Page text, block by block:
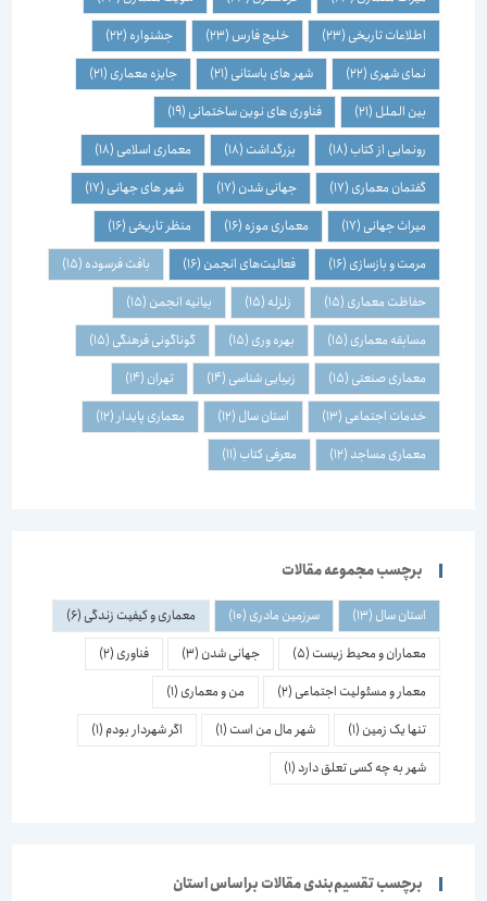
اطلاعات تاریخی(23) خلیج فارس(23) جشنواره(22)
نمای شهری(22) شهر های باستانی(21) جایزه معماری(21)
بین الملل(21) فناوری های نوین ساختمانی(19)
رونمایی از کتاب(18) بزرگداشت(18) معماری اسلامی(18)
گفتمان معماری(17) جهانی شدن(17) شهر های جهانی(17)
میراث جهانی(17) معماری موزه(16) منظر تاریخی(16)
مرمت و بازسازی(16) فعالیت‌های انجمن(16) بافت فرسوده(15)
حفاظت معماری(15) زلزله(15) بیانیه انجمن(15)
مسابقه معماری(15) بهره وری(15) گوناگونی فرهنگی(15)
معماری صنعتی(15) زیبایی شناسی(14) تهران(14)
خدمات اجتماعی(13) استان سال(12) معماری پایدار(12)
معماری مساجد(12) معرفی کتاب(11)
برچسب مجموعه مقالات
استان سال(13) سرزمین مادری(10) معماری و کیفیت زندگی(6)
معماران و محیط زیست(5) جهانی شدن(3) فناوری(2)
معمار و مسئولیت اجتماعی(2) من و معماری(1)
تنها یک زمین(1) شهر مال من است(1) اگر شهردار بودم(1)
شهر به چه کسی تعلق دارد(1)
برچسب تقسیم‌بندی مقالات براساس استان